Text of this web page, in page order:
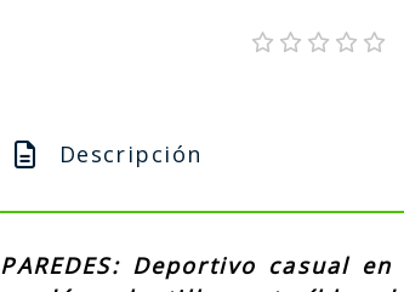
Descripción
PAREDES: Deportivo casual